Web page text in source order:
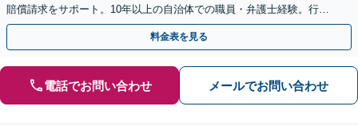
賠償請求をサポート。10年以上の自治体での職員・弁護士経験。行政
組織の動きを見据えて解決策をご提案【オンライン可】
料金表を見る
電話でお問い合わせ メールでお問い合わせ